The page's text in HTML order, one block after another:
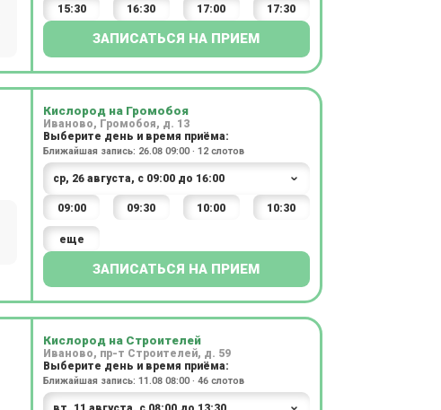
15:30 16:30 17:00 17:30
ЗАПИСАТЬСЯ НА ПРИЕМ
Кислород на Громобоя
Иваново, Громобоя, д. 13
Выберите день и время приёма:
Ближайшая запись: 26.08 09:00 · 12 слотов
09:00 09:30 10:00 10:30
еще
ЗАПИСАТЬСЯ НА ПРИЕМ
Кислород на Строителей
Иваново, пр-т Строителей, д. 59
Выберите день и время приёма:
Ближайшая запись: 11.08 08:00 · 46 слотов